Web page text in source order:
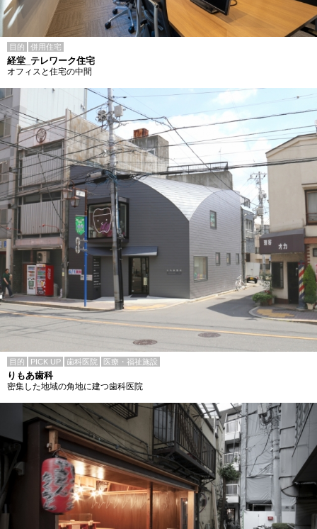
目的 併用住宅
経堂_テレワーク住宅
オフィスと住宅の中間
目的 PICK UP 歯科医院 医療・福祉施設
りもあ歯科
密集した地域の角地に建つ歯科医院